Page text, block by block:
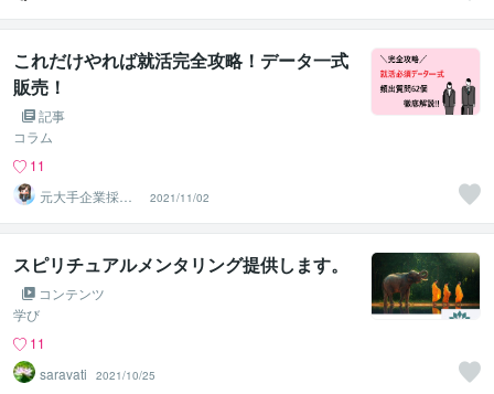
コーチ
これだけやれば就活完全攻略！データ一式
販売！
記事
コラム
11
元大手企業採用
担当ami
2021/11/02
スピリチュアルメンタリング提供します。
コンテンツ
学び
11
saravati
2021/10/25